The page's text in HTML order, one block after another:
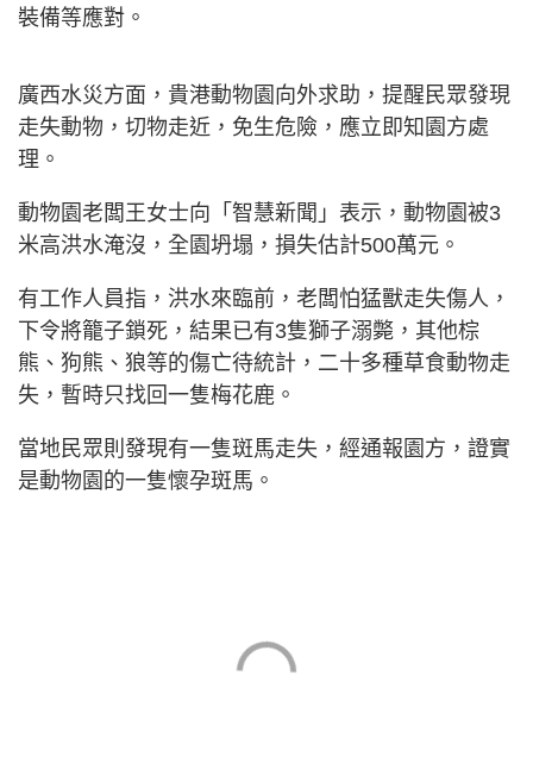
裝備等應對。
廣西水災方面，貴港動物園向外求助，提醒民眾發現
走失動物，切物走近，免生危險，應立即知園方處
理。
動物園老闆王女士向「智慧新聞」表示，動物園被3
米高洪水淹沒，全園坍塌，損失估計500萬元。
有工作人員指，洪水來臨前，老闆怕猛獸走失傷人，
下令將籠子鎖死，結果已有3隻獅子溺斃，其他棕
熊、狗熊、狼等的傷亡待統計，二十多種草食動物走
失，暫時只找回一隻梅花鹿。
當地民眾則發現有一隻斑馬走失，經通報園方，證實
是動物園的一隻懷孕斑馬。